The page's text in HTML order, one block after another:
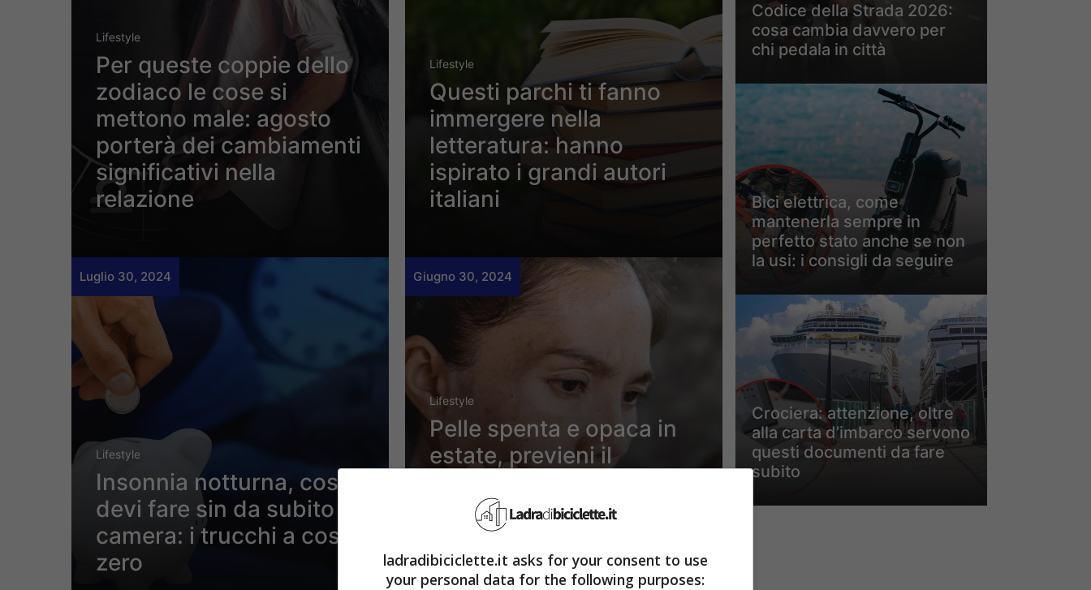
Lifestyle
Per queste coppie dello
zodiaco le cose si
mettono male: agosto
porterà dei cambiamenti
significativi nella
relazione
Lifestyle
Questi parchi ti fanno
immergere nella
letteratura: hanno
ispirato i grandi autori
italiani
Luglio 30, 2024
Lifestyle
Insonnia notturna, cosa
devi fare sin da subito in
camera: i trucchi a costo
zero
Giugno 30, 2024
Lifestyle
Pelle spenta e opaca in
estate, previeni il
da evitare
assolutamente, sarai
radiosa e abbronzata
Codice della Strada 2026:
cosa cambia davvero per
chi pedala in città
Bici elettrica, come
mantenerla sempre in
perfetto stato anche se non
la usi: i consigli da seguire
Crociera: attenzione, oltre
alla carta d’imbarco servono
questi documenti da fare
subito
ladradibiciclette.it asks for your consent to use
your personal data for the following purposes: